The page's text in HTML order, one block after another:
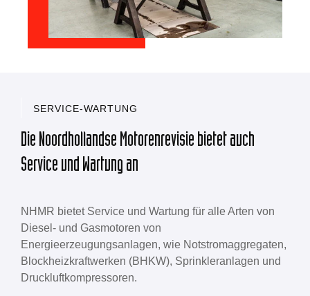
SERVICE-WARTUNG
Die Noordhollandse Motorenrevisie bietet auch
Service und Wartung an
NHMR bietet Service und Wartung für alle Arten von
Diesel- und Gasmotoren von
Energieerzeugungsanlagen, wie Notstromaggregaten,
Blockheizkraftwerken (BHKW), Sprinkleranlagen und
Druckluftkompressoren.